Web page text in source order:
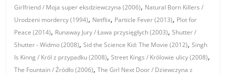
Girlfriend / Moja super eksdziewczyna (2006), Natural Born Killers /
Urodzeni mordercy (1994), Netflix, Particle Fever (2013), Plot for
Peace (2014), Runaway Jury / Ława przysięgłych (2003),Shutter /
Shutter - Widmo (2008),Sid the Science Kid: The Movie (2012),Singh
Is Kinng / Król z przypadku (2008),Street Kings / Królowie ulicy (2008),
The Fountain / Źródło (2006),The Girl Next Door / Dziewczyna z